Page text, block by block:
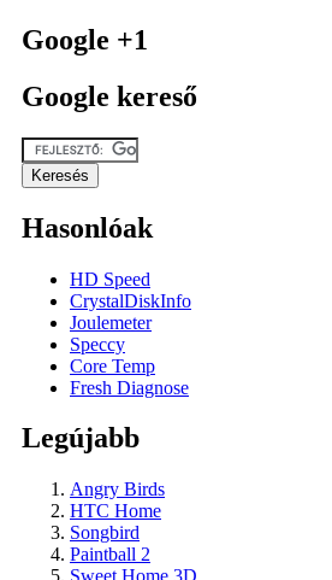
Google +1
Google kereső
Hasonlóak
HD Speed
CrystalDiskInfo
Joulemeter
Speccy
Core Temp
Fresh Diagnose
Legújabb
Angry Birds
HTC Home
Songbird
Paintball 2